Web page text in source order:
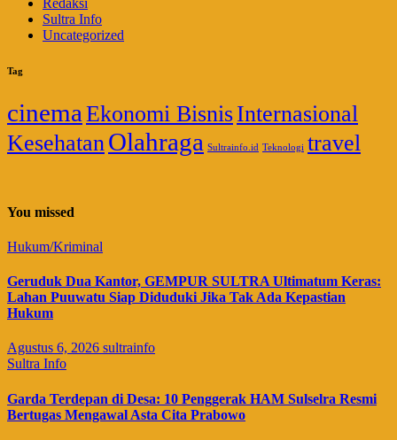
Redaksi
Sultra Info
Uncategorized
Tag
cinema Ekonomi BisnisInternasional
KesehatanOlahraga Sultrainfo.id Teknologi travel
You missed
Hukum/Kriminal
Geruduk Dua Kantor, GEMPUR SULTRA Ultimatum Keras:
Lahan Puuwatu Siap Diduduki Jika Tak Ada Kepastian
Hukum
Agustus 6, 2026 sultrainfo
Sultra Info
Garda Terdepan di Desa: 10 Penggerak HAM Sulselra Resmi
Bertugas Mengawal Asta Cita Prabowo